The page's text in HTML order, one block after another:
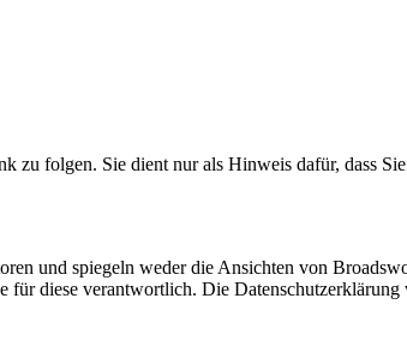
folgen. Sie dient nur als Hinweis dafür, dass
und spiegeln weder die Ansichten von
für diese verantwortlich. Die Datenschutzerklärung